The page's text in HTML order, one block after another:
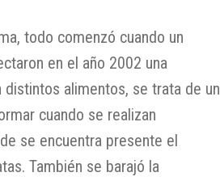
todo comenzó cuando un
en el año 2002 una
distintos alimentos, se trata de un
cuando se realizan
se encuentra presente el
También se barajó la